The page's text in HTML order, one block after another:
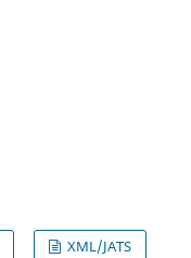
XML/JATS